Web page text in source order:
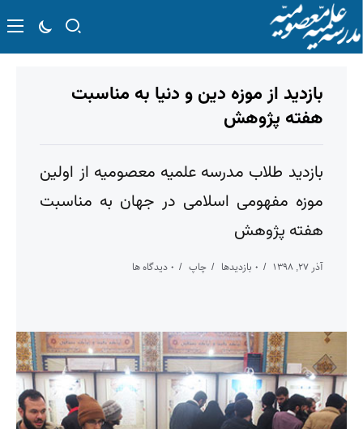
بازدید از موزه دین و دنیا به مناسبت
هفته پژوهش
بازدید طلاب مدرسه علمیه معصومیه از اولین
موزه مفهومی اسلامی در جهان به مناسبت
هفته پژوهش
آذر ۲۷, ۱۳۹۸ ۰ بازدیدها چاپ ۰ دیدگاه ها